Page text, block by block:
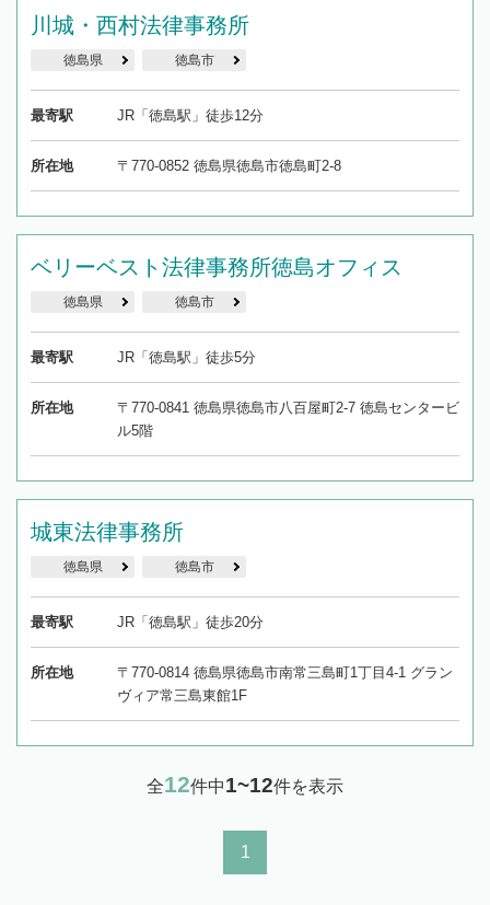
川城・西村法律事務所
徳島県 徳島市
最寄駅 JR「徳島駅」徒歩12分
所在地 〒770-0852 徳島県徳島市徳島町2-8
ベリーベスト法律事務所徳島オフィス
徳島県 徳島市
最寄駅 JR「徳島駅」徒歩5分
所在地
〒770-0841 徳島県徳島市八百屋町2-7 徳島センタービ
ル5階
城東法律事務所
徳島県 徳島市
最寄駅 JR「徳島駅」徒歩20分
所在地
〒770-0814 徳島県徳島市南常三島町1丁目4-1 グラン
ヴィア常三島東館1F
全12件中1~12件を表示
1